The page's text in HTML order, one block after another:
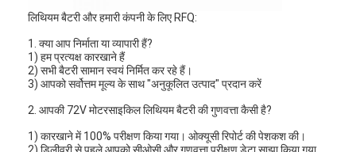
लिथियम बैटरी और हमारी कंपनी के लिए RFQ:
1. क्या आप निर्माता या व्यापारी हैं?
1) हम प्रत्यक्ष कारखाने हैं
2) सभी बैटरी सामान स्वयं निर्मित कर रहे हैं।
3) आपको सर्वोत्तम मूल्य के साथ "अनुकूलित उत्पाद" प्रदान करें
2. आपकी 72V मोटरसाइकिल लिथियम बैटरी की गुणवत्ता कैसी है?
1) कारखाने में 100% परीक्षण किया गया। ओक्यूसी रिपोर्ट की पेशकश की।